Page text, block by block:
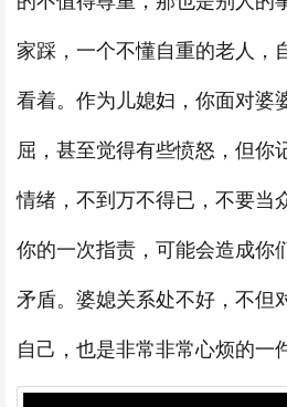
家踩，一个不懂自重的老人，
看着。作为儿媳妇，你面对婆
屈，甚至觉得有些愤怒，但你
情绪，不到万不得已，不要当
你的一次指责，可能会造成你
矛盾。婆媳关系处不好，不但
自己，也是非常非常心烦的一